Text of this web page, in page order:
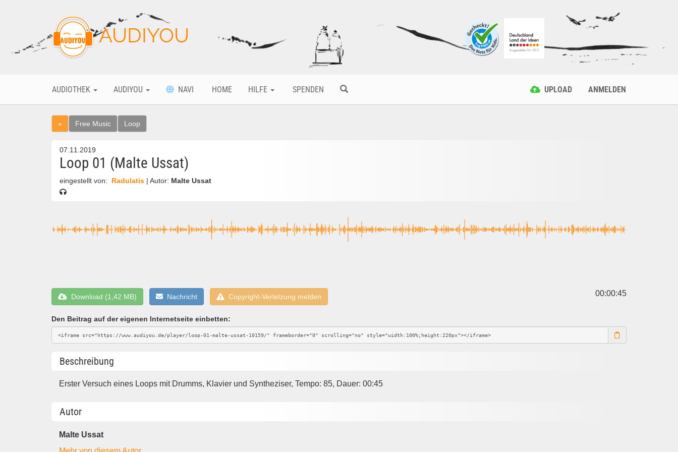
AUDIYOU
AUDIOTHEK AUDIYOU NAVI HOME HILFE SPENDEN UPLOAD ANMELDEN
« Free Music Loop
07.11.2019
Loop 01 (Malte Ussat)
eingestellt von: Radulatis | Autor: Malte Ussat
Download (1,42 MB) Nachricht Copyright-Verletzung melden 00:00:45
Den Beitrag auf der eigenen Internetseite einbetten:
Beschreibung
Erster Versuch eines Loops mit Drumms, Klavier und Syntheziser, Tempo: 85, Dauer: 00:45
Autor
Malte Ussat